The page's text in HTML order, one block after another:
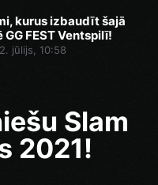
kurus izbaudīt šajā
FEST Ventspilī!
jūlijs, 10:58
Slam
2021!